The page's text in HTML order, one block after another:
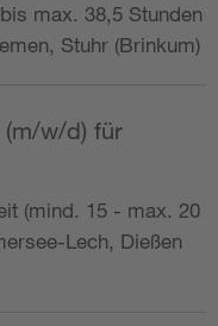
max. 38,5 Stunden
Stuhr (Brinkum)
(m/w/d) für
(mind. 15 - max. 20
Lech, Dießen